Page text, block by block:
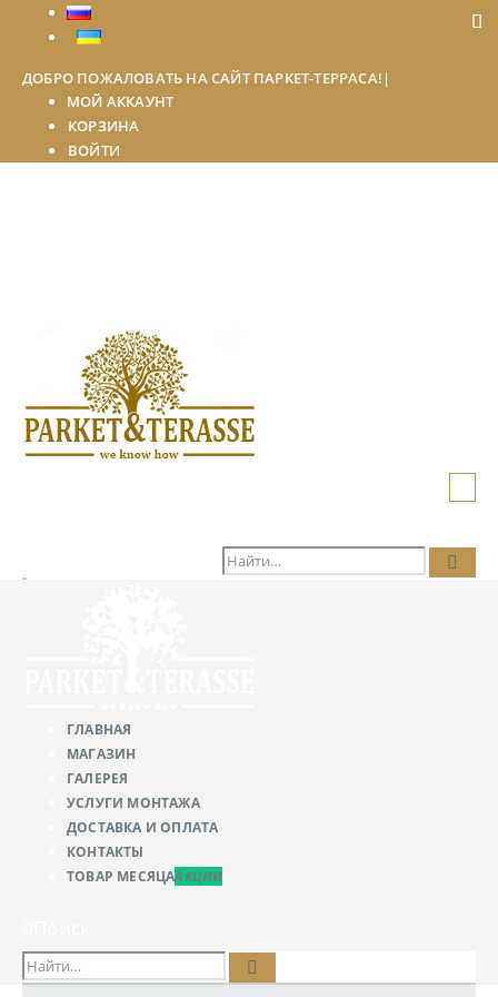
ДОБРО ПОЖАЛОВАТЬ НА САЙТ ПАРКЕТ-ТЕРРАСА! |
МОЙ АККАУНТ
КОРЗИНА
ВОЙТИ
ГЛАВНАЯ
МАГАЗИН
ГАЛЕРЕЯ
УСЛУГИ МОНТАЖА
ДОСТАВКА И ОПЛАТА
КОНТАКТЫ
ТОВАР МЕСЯЦААКЦИИ